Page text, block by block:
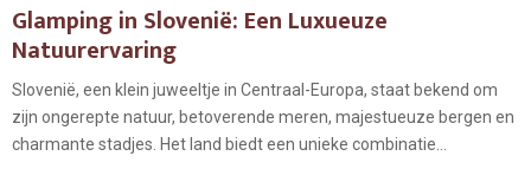
Glamping in Slovenië: Een Luxueuze
Natuurervaring
Slovenië, een klein juweeltje in Centraal-Europa, staat bekend om
zijn ongerepte natuur, betoverende meren, majestueuze bergen en
charmante stadjes. Het land biedt een unieke combinatie...